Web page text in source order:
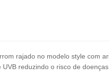
rajado no modelo style com
reduzindo o risco de doenças